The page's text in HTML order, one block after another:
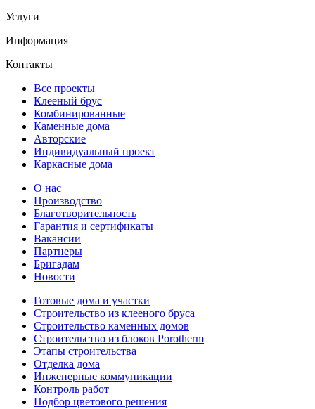
Услуги
Информация
Контакты
Все проекты
Клееный брус
Комбинированные
Каменные дома
Авторские
Индивидуальный проект
Каркасные дома
О нас
Производство
Благотворительность
Гарантия и сертификаты
Вакансии
Партнеры
Бригадам
Новости
Готовые дома и участки
Строительство из клееного бруса
Строительство каменных домов
Строительство из блоков Porotherm
Этапы строительства
Отделка дома
Инженерные коммуникации
Контроль работ
Подбор цветового решения